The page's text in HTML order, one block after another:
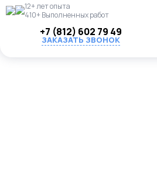
12+ лет опыта
410+ Выполненных работ
+7 (812) 602 79 49
ЗАКАЗАТЬ ЗВОНОК